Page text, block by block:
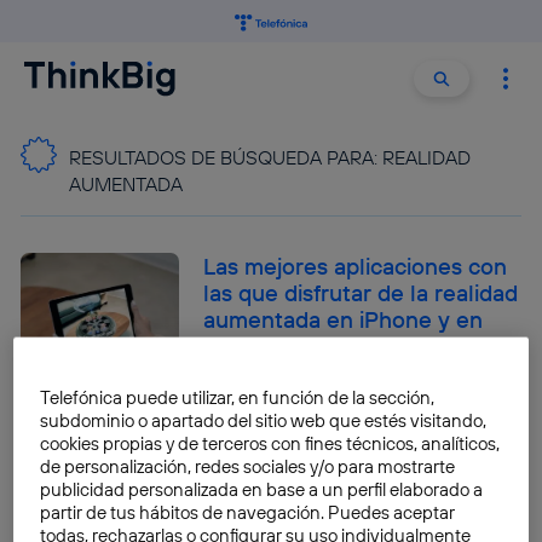
Buscar
RESULTADOS DE BÚSQUEDA PARA: REALIDAD
AUMENTADA
Las mejores aplicaciones con
las que disfrutar de la realidad
aumentada en iPhone y en
iPad
Ikea Place: la nueva app de
realidad aumentada para
decorar tu casa
Mar Peralbo
Telefónica puede utilizar, en función de la sección,
subdominio o apartado del sitio web que estés visitando,
cookies propias y de terceros con fines técnicos, analíticos,
de personalización, redes sociales y/o para mostrarte
publicidad personalizada en base a un perfil elaborado a
partir de tus hábitos de navegación. Puedes aceptar
todas, rechazarlas o configurar su uso individualmente